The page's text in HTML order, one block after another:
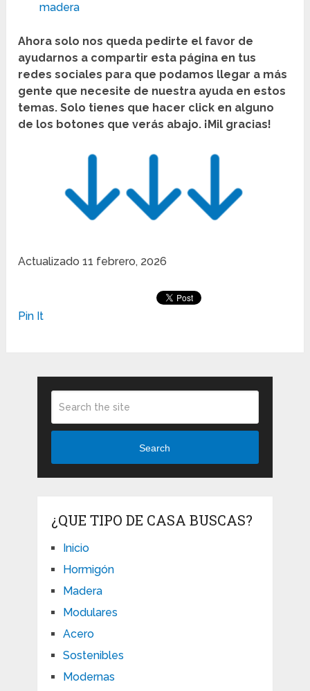
madera
Ahora solo nos queda pedirte el favor de
ayudarnos a compartir esta página en tus
redes sociales para que podamos llegar a más
gente que necesite de nuestra ayuda en estos
temas. Solo tienes que hacer click en alguno
de los botones que verás abajo. ¡Mil gracias!
Actualizado11 febrero, 2026
Pin It
Search
¿QUE TIPO DE CASA BUSCAS?
Inicio
Hormigón
Madera
Modulares
Acero
Sostenibles
Modernas